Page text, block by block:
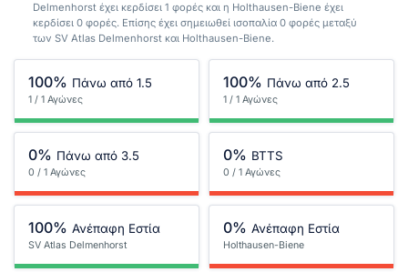
Delmenhorst έχει κερδίσει 1 φορές και η Holthausen-Biene έχει
κερδίσει 0 φορές. Επίσης έχει σημειωθεί ισοπαλία 0 φορές μεταξύ
των SV Atlas Delmenhorst και Holthausen-Biene.
100% Πάνω από 1.5
1 / 1 Αγώνες
100% Πάνω από 2.5
1 / 1 Αγώνες
0% Πάνω από 3.5
0 / 1 Αγώνες
0% BTTS
0 / 1 Αγώνες
100% Ανέπαφη Εστία
SV Atlas Delmenhorst
0% Ανέπαφη Εστία
Holthausen-Biene